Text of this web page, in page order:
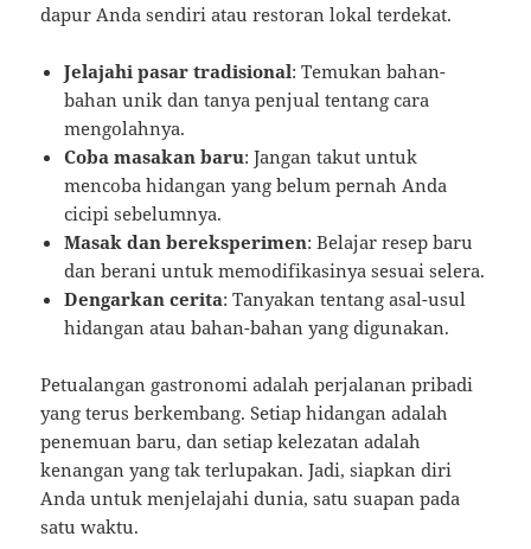
dapur Anda sendiri atau restoran lokal terdekat.
Jelajahi pasar tradisional: Temukan bahan-
bahan unik dan tanya penjual tentang cara
mengolahnya.
Coba masakan baru: Jangan takut untuk
mencoba hidangan yang belum pernah Anda
cicipi sebelumnya.
Masak dan bereksperimen: Belajar resep baru
dan berani untuk memodifikasinya sesuai selera.
Dengarkan cerita: Tanyakan tentang asal-usul
hidangan atau bahan-bahan yang digunakan.
Petualangan gastronomi adalah perjalanan pribadi
yang terus berkembang. Setiap hidangan adalah
penemuan baru, dan setiap kelezatan adalah
kenangan yang tak terlupakan. Jadi, siapkan diri
Anda untuk menjelajahi dunia, satu suapan pada
satu waktu.